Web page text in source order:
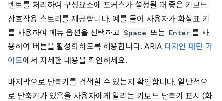
벤트를 처리하여 구성요소에 포커스가 설정될 때 좋은 키보드
상호작용 스토리를 제공합니다. 예를 들어 사용자가 화살표 키
를 사용하여 메뉴 옵션을 선택하고 Space 또는 Enter 를 사
용하여 버튼을 활성화하도록 허용합니다. ARIA 디자인 패턴 가
이드에서 자세한 내용을 확인하세요.
마지막으로 단축키를 검색할 수 있는지 확인합니다. 일반적으
로 단축키가 있음을 사용자에게 알리는 키보드 단축키 표시 (화